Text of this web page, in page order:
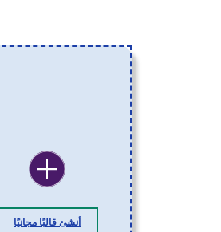
أنشئ قالبًا مجانيًا